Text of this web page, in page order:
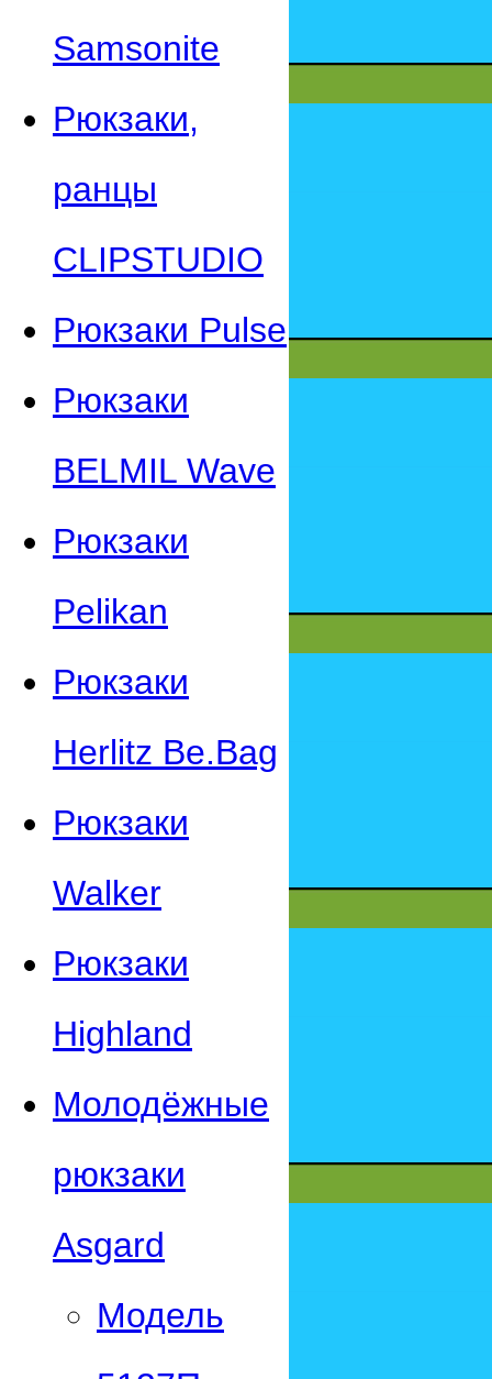
Samsonite
Рюкзаки,
ранцы
CLIPSTUDIO
Рюкзаки Pulse
Рюкзаки
BELMIL Wave
Рюкзаки
Pelikan
Рюкзаки
Herlitz Be.Bag
Рюкзаки
Walker
Рюкзаки
Highland
Молодёжные
рюкзаки
Asgard
Модель